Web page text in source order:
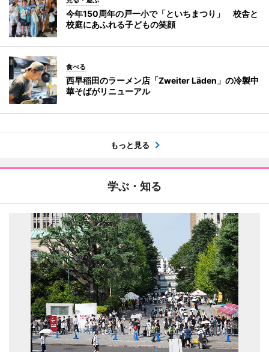
今年150周年の戸一小で「といちまつり」 校舎と
校庭にあふれる子どもの笑顔
食べる
西早稲田のラーメン店「Zweiter Läden」の冷製中
華そばがリニューアル
もっと見る
学ぶ・知る